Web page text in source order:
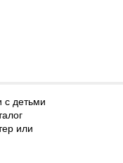
с детьми
или